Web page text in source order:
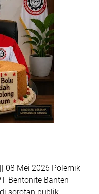
08 Mei 2026 Polemik
Bentonite Banten
sorotan publik.